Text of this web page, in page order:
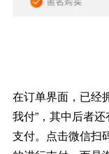
在订单界面，已经
我付”，其中后者
支付。点击微信扫